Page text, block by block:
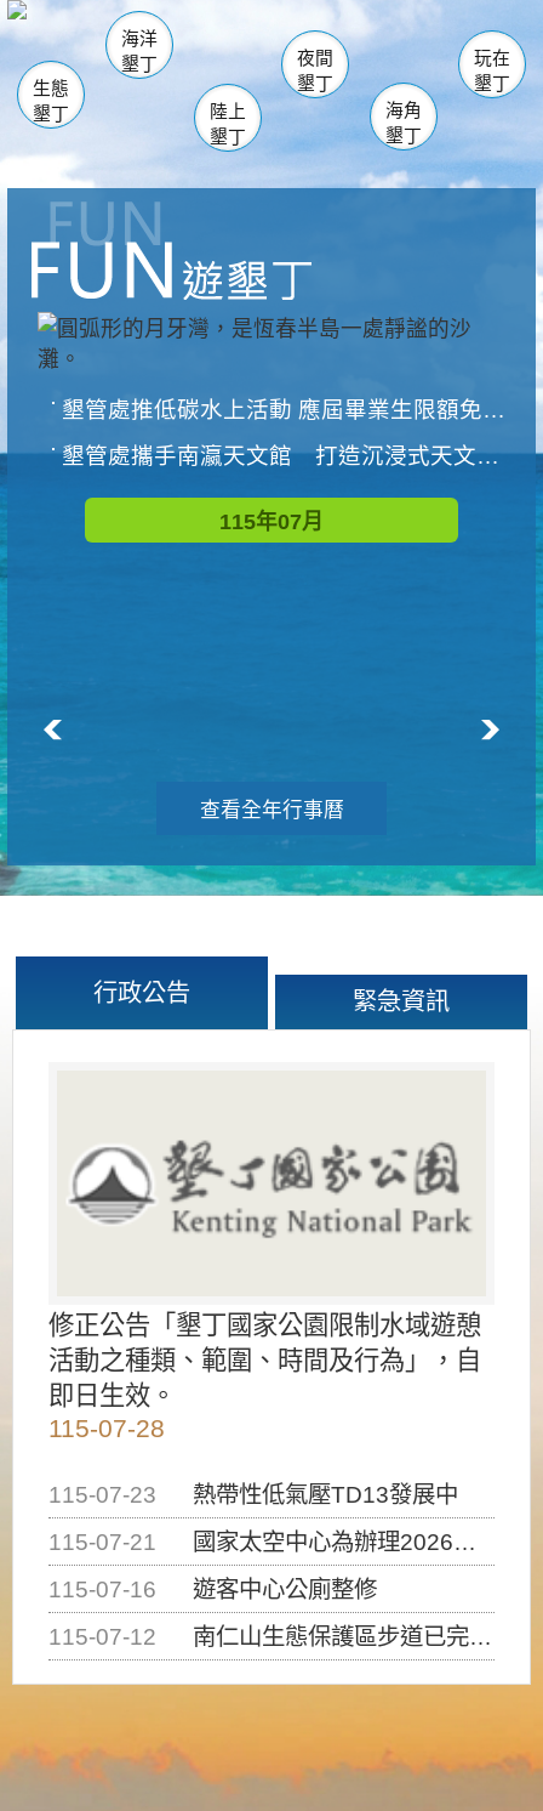
南仁湖
海生館
恆春 佳樂水
龍鑾潭自然中心 森林遊樂區
瓊麻館
關山 墾管處遊客中心
社頂公園 風吹沙
船帆石
白砂 龍磐公園
香蕉灣
砂島
鵝鑾鼻
生態
墾丁
海洋
墾丁
陸上
墾丁
夜間
墾丁
海角
墾丁
玩在
墾丁
墾管處推低碳水上活動 應屆畢業生限額免費參加
墾管處攜手南瀛天文館 打造沉浸式天文探索營隊
115年07月
查看全年行事曆
行政公告 緊急資訊
修正公告「墾丁國家公園限制水域遊憩
活動之種類、範圍、時間及行為」，自
即日生效。
115-07-28
115-07-23
熱帶性低氣壓TD13發展中
115-07-21
國家太空中心為辦理2026台灣盃火箭競賽，陸、海、空域警戒及協調相關事宜，因颱風備案事宜
115-07-16
遊客中心公廁整修
115-07-12
南仁山生態保護區步道已完成修復，自115年7月13日（星期一）起恢復開放入園，歡迎民眾依規定申請入園....